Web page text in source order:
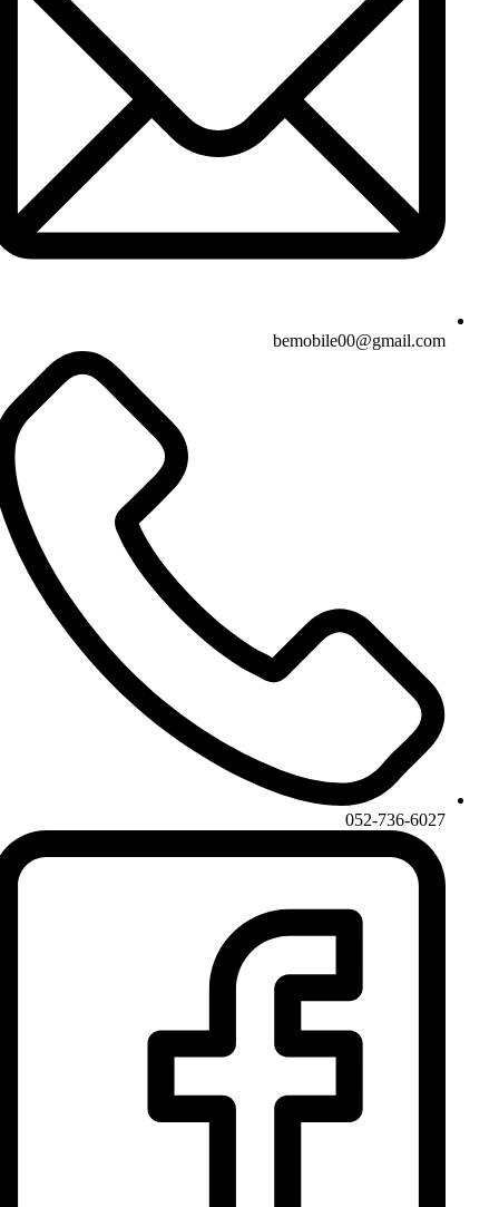
bemobile00@gmail.com
052-736-6027